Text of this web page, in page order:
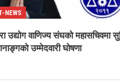
NEWS
उद्योग वाणिज्य संघको महासचिवमा
उम्मेदवारी घोषणा